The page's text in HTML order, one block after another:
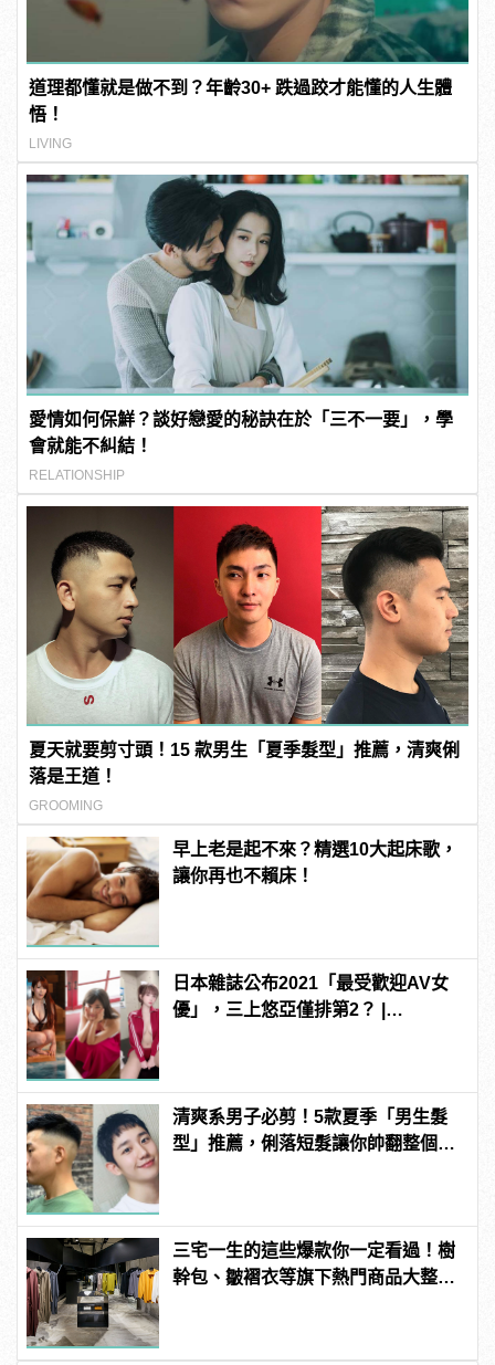
道理都懂就是做不到？年齡30+ 跌過跤才能懂的人生體
悟！
LIVING
愛情如何保鮮？談好戀愛的秘訣在於「三不一要」，學
會就能不糾結！
RELATIONSHIP
夏天就要剪寸頭！15 款男生「夏季髮型」推薦，清爽俐
落是王道！
GROOMING
早上老是起不來？精選10大起床歌，
讓你再也不賴床！
日本雜誌公布2021「最受歡迎AV女
優」，三上悠亞僅排第2？ |
清爽系男子必剪！5款夏季「男生髮
型」推薦，俐落短髮讓你帥翻整個夏
三宅一生的這些爆款你一定看過！樹
幹包、皺褶衣等旗下熱門商品大整